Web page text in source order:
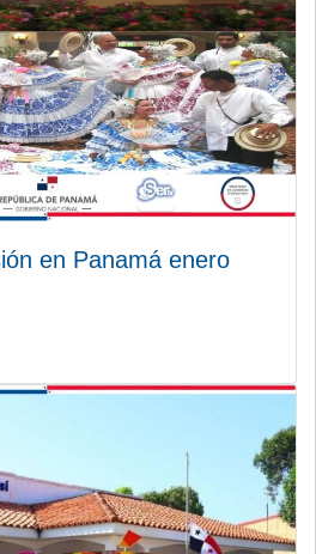
en Panamá enero